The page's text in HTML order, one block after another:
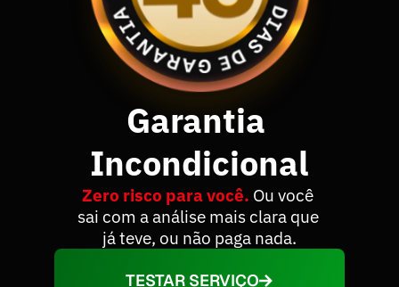
Garantia
Incondicional
Zero risco para você. Ou você
sai com a análise mais clara que
já teve, ou não paga nada.
TESTAR SERVIÇO